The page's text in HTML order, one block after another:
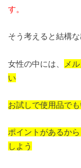
す。
そう考えると結構
女性の中には、
メ
い
お試しで使用品で
ポイントがあるか
しよう